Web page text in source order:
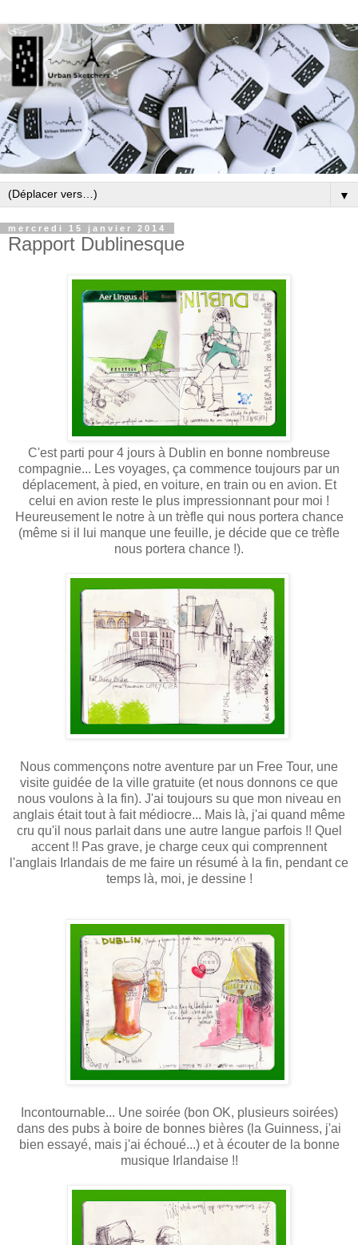
▼
mercredi 15 janvier 2014
Rapport Dublinesque
C'est parti pour 4 jours à Dublin en bonne nombreuse
compagnie... Les voyages, ça commence toujours par un
déplacement, à pied, en voiture, en train ou en avion. Et
celui en avion reste le plus impressionnant pour moi !
Heureusement le notre à un trèfle qui nous portera chance
(même si il lui manque une feuille, je décide que ce trèfle
nous portera chance !).
Nous commençons notre aventure par un Free Tour, une
visite guidée de la ville gratuite (et nous donnons ce que
nous voulons à la fin). J'ai toujours su que mon niveau en
anglais était tout à fait médiocre... Mais là, j'ai quand même
cru qu'il nous parlait dans une autre langue parfois !! Quel
accent !! Pas grave, je charge ceux qui comprennent
l'anglais Irlandais de me faire un résumé à la fin, pendant ce
temps là, moi, je dessine !
Incontournable... Une soirée (bon OK, plusieurs soirées)
dans des pubs à boire de bonnes bières (la Guinness, j'ai
bien essayé, mais j'ai échoué...) et à écouter de la bonne
musique Irlandaise !!